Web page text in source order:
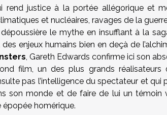
rend justice à la portée allégorique et
et nucléaires, ravages de la
le mythe en insufflant à la
enjeux humains bien en deçà de
, Gareth Edwards confirme ici son
film, un des plus grands
pas l’intelligence du spectateur et
son monde et de faire de lui un témoin
épopée homérique.